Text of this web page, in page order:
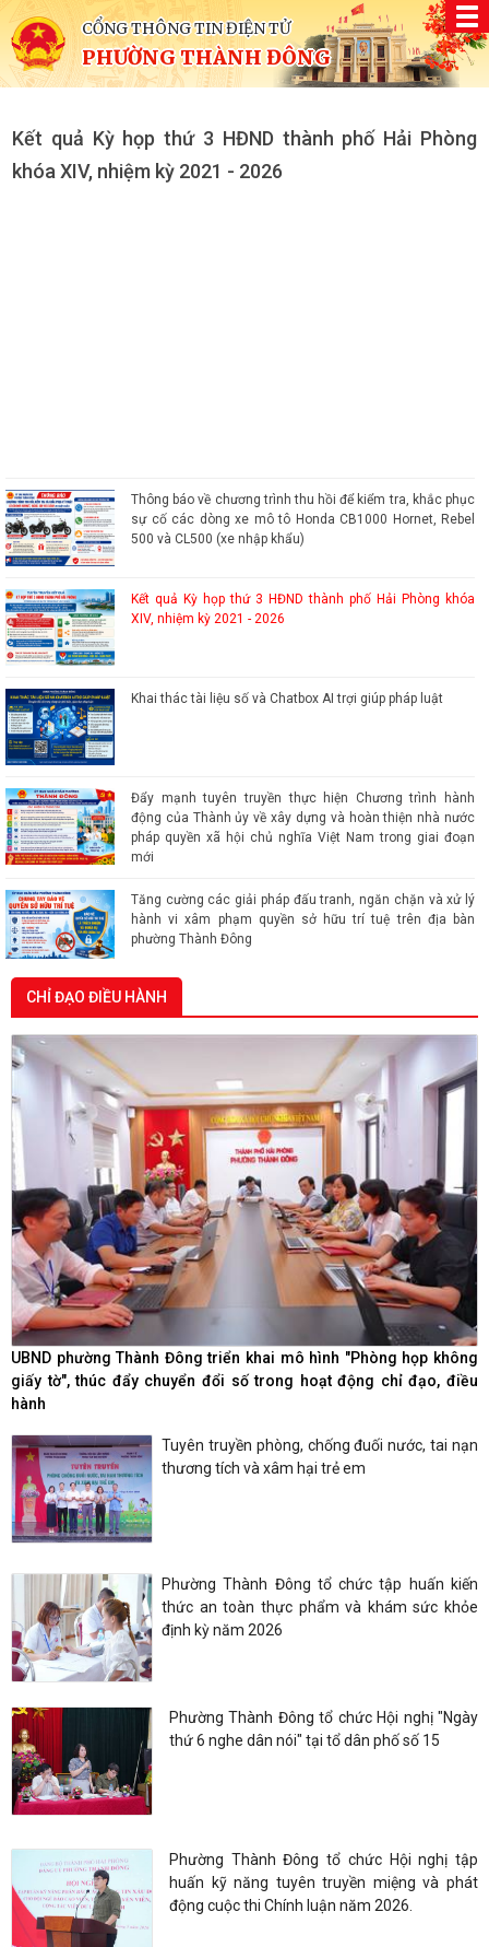
CỔNG THÔNG TIN ĐIỆN TỬ
PHƯỜNG THÀNH ĐÔNG
Kết quả Kỳ họp thứ 3 HĐND thành phố Hải Phòng
khóa XIV, nhiệm kỳ 2021 - 2026
Thông báo về chương trình thu hồi để kiểm tra, khắc phục
sự cố các dòng xe mô tô Honda CB1000 Hornet, Rebel
500 và CL500 (xe nhập khẩu)
Kết quả Kỳ họp thứ 3 HĐND thành phố Hải Phòng khóa
XIV, nhiệm kỳ 2021 - 2026
Khai thác tài liệu số và Chatbox AI trợi giúp pháp luật
Đẩy mạnh tuyên truyền thực hiện Chương trình hành
động của Thành ủy về xây dựng và hoàn thiện nhà nước
pháp quyền xã hội chủ nghĩa Việt Nam trong giai đoạn
mới
Tăng cường các giải pháp đấu tranh, ngăn chặn và xử lý
hành vi xâm phạm quyền sở hữu trí tuệ trên địa bàn
phường Thành Đông
Ủy ban nhân dân phường Thành Đông thông báo về việc
chấm dứt hoạt động kinh doanh tại Chợ tạm Chi Lăng và
di chuyển sang Chợ Chi Lăng mới
Đảng ủy phường Thành Đông đẩy mạnh tuyên truyền,
thực hiện Nghị quyết số 27-NQ/TW về xây dựng và hoàn
thiện nhà nước pháp quyền xã hội chủ nghĩa Việt Nam
trong giai đoạn mới
Phường Thành Đông tăng cương phân loại chất thải rắn
sinh hoạt tại nguồn: Hành động nhỏ, ý nghĩa lớn cho một
đô thị xanh
Phường Thành Đông tuyên truyền chương trình tuyển
chọn thực tập sinh nữ đi thực tập kỹ thuật tại Nhật Bản
hiện Nghị quyết hội nghị lần thứ Ba Ban Chấp hánh Trung
ương Đảng khóa XIV
CHỈ ĐẠO ĐIỀU HÀNH
UBND phường Thành Đông triển khai mô hình "Phòng họp không
giấy tờ", thúc đẩy chuyển đổi số trong hoạt động chỉ đạo, điều
hành
Tuyên truyền phòng, chống đuối nước, tai nạn
thương tích và xâm hại trẻ em
Phường Thành Đông tổ chức tập huấn kiến
thức an toàn thực phẩm và khám sức khỏe
định kỳ năm 2026
Phường Thành Đông tổ chức Hội nghị "Ngày
thứ 6 nghe dân nói" tại tổ dân phố số 15
Phường Thành Đông tổ chức Hội nghị tập
huấn kỹ năng tuyên truyền miệng và phát
động cuộc thi Chính luận năm 2026.